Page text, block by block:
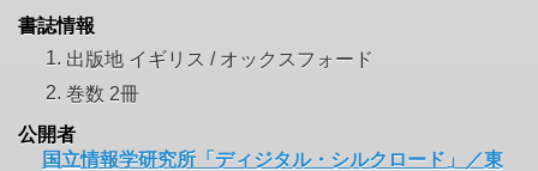
書誌情報
1. 出版地 イギリス / オックスフォード
2. 巻数 2冊
公開者
国立情報学研究所「ディジタル・シルクロード」／東